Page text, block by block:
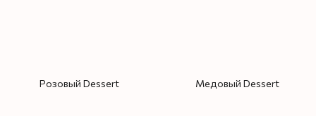
Розовый Dessert Медовый Dessert